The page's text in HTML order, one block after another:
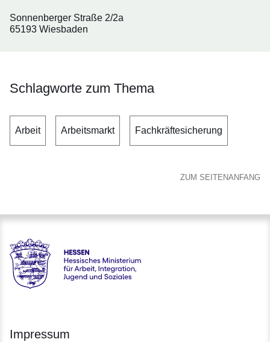
Sonnenberger Straße 2/2a
65193 Wiesbaden
Schlagworte zum Thema
Arbeit Arbeitsmarkt Fachkräftesicherung
ZUM SEITENANFANG
Hessen - Hessisches Ministerium für Arbeit, Integration,
Impressum